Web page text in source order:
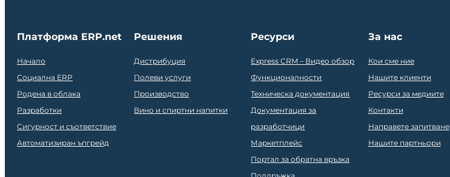
Платформа ERP.net
Начало
Социална ERP
Родена в облака
Разработки
Сигурност и съответствие
Автоматизиран ъпгрейд
Решения
Дистрибуция
Полеви услуги
Производство
Вино и спиртни напитки
Ресурси
Express CRM – Видео обзор
Функционалности
Техническа документация
Документация за
разработчици
Маркетплейс
Портал за обратна връзка
За нас
Кои сме ние
Нашите клиенти
Ресурси за медиите
Контакти
Направете запитване
Нашите партньори